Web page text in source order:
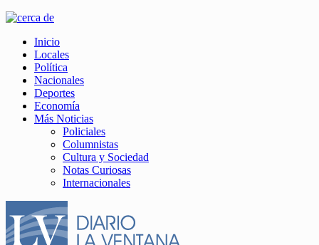
Inicio
Locales
Política
Nacionales
Deportes
Economía
Más Noticias
Policiales
Columnistas
Cultura y Sociedad
Notas Curiosas
Internacionales